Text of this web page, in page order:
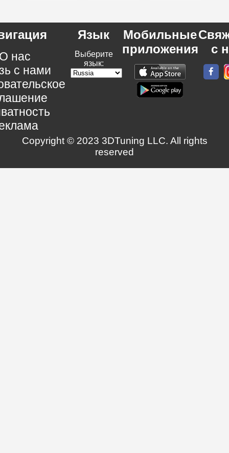
нас
с нами
Язык
Выберите
язык:
Мобильные
приложения
с
Copyright © 2023 3DTuning LLC. All rights
reserved